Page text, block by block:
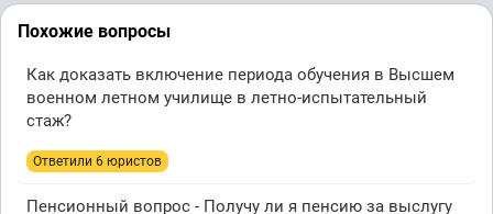
Похожие вопросы
Как доказать включение периода обучения в Высшем
военном летном училище в летно-испытательный
стаж?
Ответили 6 юристов
Пенсионный вопрос - Получу ли я пенсию за выслугу